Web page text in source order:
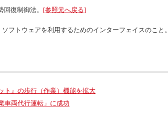
復制御法。 [参照元へ戻る]
ソフトウェアを利用するためのインターフェイスのこと。
ト』の歩行（作業）機能を拡大
車両代行運転」に成功